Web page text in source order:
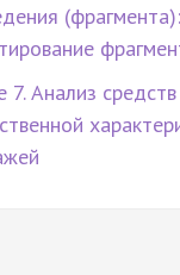
(фрагмента):
7. Анализ средств